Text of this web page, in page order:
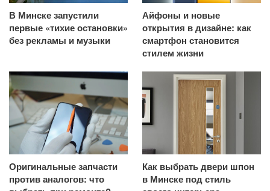
В Минске запустили
первые «тихие остановки»
без рекламы и музыки
Айфоны и новые
открытия в дизайне: как
смартфон становится
стилем жизни
Оригинальные запчасти
против аналогов: что
Как выбрать двери шпон
в Минске под стиль